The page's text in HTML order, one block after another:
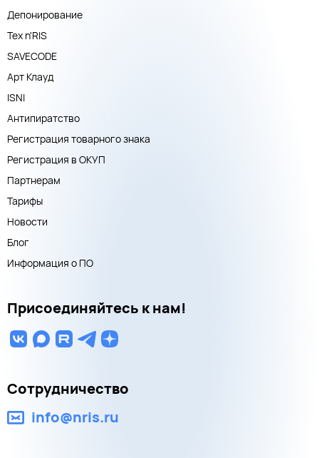
Депонирование
Тех n'RIS
SAVECODE
Арт Клауд
ISNI
Антипиратство
Регистрация товарного знака
Регистрация в ОКУП
Партнерам
Тарифы
Новости
Блог
Информация о ПО
Присоединяйтесь к нам!
Сотрудничество
info@nris.ru